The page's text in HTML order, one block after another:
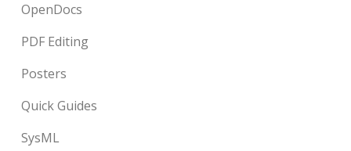
OpenDocs
PDF Editing
Posters
Quick Guides
SysML